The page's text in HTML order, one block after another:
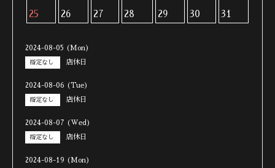
25 26 27 28 29 30 31
2024-08-05 (Mon)
指定なし 店休日
2024-08-06 (Tue)
指定なし 店休日
2024-08-07 (Wed)
指定なし 店休日
2024-08-19 (Mon)